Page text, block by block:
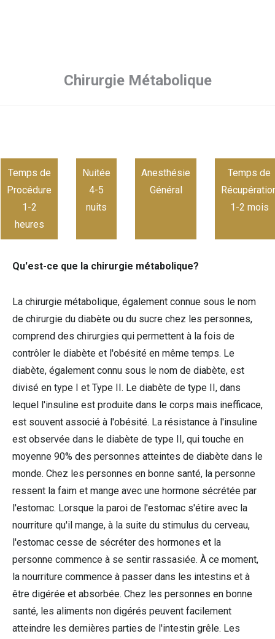
Chirurgie Métabolique
Temps de
Procédure
1-2
heures
Nuitée
4-5
nuits
Anesthésie
Général
Temps de
1-2 mois
Qu'est-ce que la chirurgie métabolique?
La chirurgie métabolique, également connue sous le nom
de chirurgie du diabète ou du sucre chez les personnes,
comprend des chirurgies qui permettent à la fois de
contrôler le diabète et l'obésité en même temps. Le
diabète, également connu sous le nom de diabète, est
divisé en type I et Type II. Le diabète de type II, dans
lequel l'insuline est produite dans le corps mais inefficace,
est souvent associé à l'obésité. La résistance à l'insuline
est observée dans le diabète de type II, qui touche en
moyenne 90% des personnes atteintes de diabète dans le
monde. Chez les personnes en bonne santé, la personne
ressent la faim et mange avec une hormone sécrétée par
l'estomac. Lorsque la paroi de l'estomac s'étire avec la
nourriture qu'il mange, à la suite du stimulus du cerveau,
l'estomac cesse de sécréter des hormones et la
personne commence à se sentir rassasiée. À ce moment,
la nourriture commence à passer dans les intestins et à
être digérée et absorbée. Chez les personnes en bonne
santé, les aliments non digérés peuvent facilement
atteindre les dernières parties de l'intestin grêle. Les